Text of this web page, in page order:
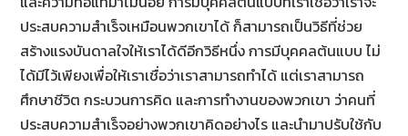
ประสบความสำเร็จเหมือนพวกเขาได้ ก็สามารถเป็นวิธีที่ช่วย
สร้างแรงบันดาลใจให้เราได้ดีอีกวิธีหนึ่ง การมีบุคคลต้นแบบ ไม่
ได้มีไว้เพียงเพื่อให้เราเชื่อว่าเราสามารถทำได้ แต่เราสามารถ
ศึกษาชีวิต กระบวนการคิด และการทำงานของพวกเขา ว่าคนที่
ประสบความสำเร็จอย่างพวกเขาคิดอย่างไร และนำมาปรับใช้กับ